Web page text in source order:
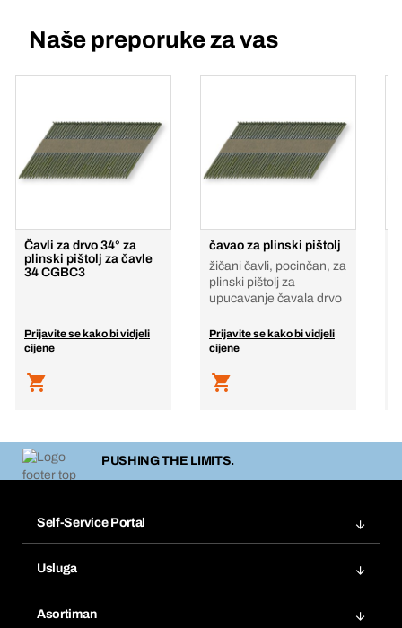
Naše preporuke za vas
Čavli za drvo 34° za
plinski pištolj za čavle
34 CGBC3
Prijavite se kako bi vidjeli
cijene
čavao za plinski pištolj
žičani čavli, pocinčan, za
plinski pištolj za
upucavanje čavala drvo
Prijavite se kako bi vidjeli
cijene
PUSHING THE LIMITS.
Self-Service Portal
Popisi želja
Usluga
Asortiman